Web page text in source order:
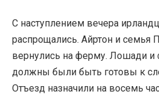
С наступлением вечера
распрощались. Айртон и семья
вернулись на ферму. Лошади и
должны были быть готовы к
Отъезд назначили на восемь